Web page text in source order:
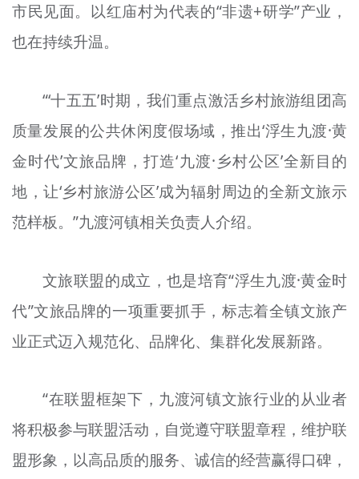
市民见面。以红庙村为代表的“非遗+研学”产业，
也在持续升温。
“‘十五五’时期，我们重点激活乡村旅游组团高
质量发展的公共休闲度假场域，推出‘浮生九渡·黄
金时代’文旅品牌，打造‘九渡·乡村公区’全新目的
地，让‘乡村旅游公区’成为辐射周边的全新文旅示
范样板。”九渡河镇相关负责人介绍。
文旅联盟的成立，也是培育“浮生九渡·黄金时
代”文旅品牌的一项重要抓手，标志着全镇文旅产
业正式迈入规范化、品牌化、集群化发展新路。
“在联盟框架下，九渡河镇文旅行业的从业者
将积极参与联盟活动，自觉遵守联盟章程，维护联
盟形象，以高品质的服务、诚信的经营赢得口碑，